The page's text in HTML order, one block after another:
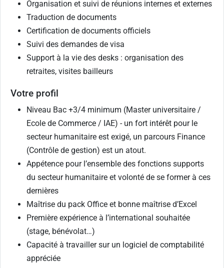
Organisation et suivi de réunions internes et externes
Traduction de documents
Certification de documents officiels
Suivi des demandes de visa
Support à la vie des desks : organisation des
retraites, visites bailleurs
Votre profil
Niveau Bac +3/4 minimum (Master universitaire /
Ecole de Commerce / IAE) - un fort intérêt pour le
secteur humanitaire est exigé, un parcours Finance
(Contrôle de gestion) est un atout.
Appétence pour l’ensemble des fonctions supports
du secteur humanitaire et volonté de se former à ces
dernières
Maîtrise du pack Office et bonne maîtrise d’Excel
Première expérience à l’international souhaitée
(stage, bénévolat…)
Capacité à travailler sur un logiciel de comptabilité
appréciée